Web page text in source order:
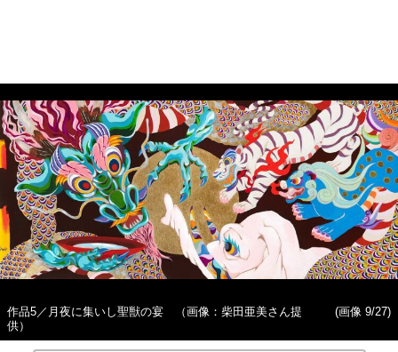
作品5／月夜に集いし聖獣の宴 （画像：柴田亜美さん提
供）
(画像 9/27)